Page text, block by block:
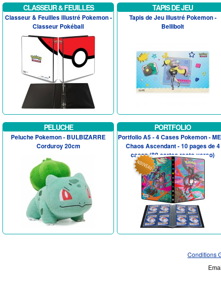
CLASSEUR & FEUILLES
Classeur & Feuilles illustré Pokemon -
Classeur Pokéball
TAPIS DE JEU
Tapis de Jeu illustré Pokemon -
Bellibolt
PELUCHE
Peluche Pokemon - BULBIZARRE
Corduroy 20cm
PORTFOLIO
Portfolio A5 - 4 Cases Pokemon -
Chaos Ascendant - 10 pages de 4
cases (80 cartes recto-verso)
Conditions